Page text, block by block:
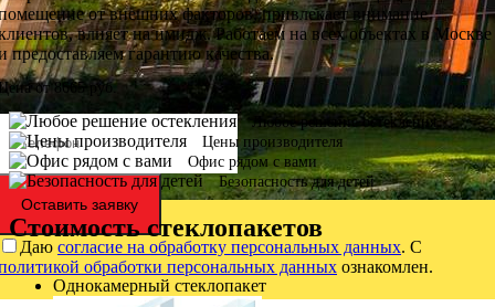
от внешних факторов, привлекает внимание
влияет на имидж. Работаем на всех объектах в Москве
предоставляем гарантию качества.
от 8665 руб.
Оставить заявку
Даю согласие на обработку персональных данных. С
обработки персональных данных ознакомлен.
Любое решение остекления
Цены производителя
Офис рядом с вами
Безопасность для детей
Стоимость стеклопакетов
Однокамерный стеклопакет